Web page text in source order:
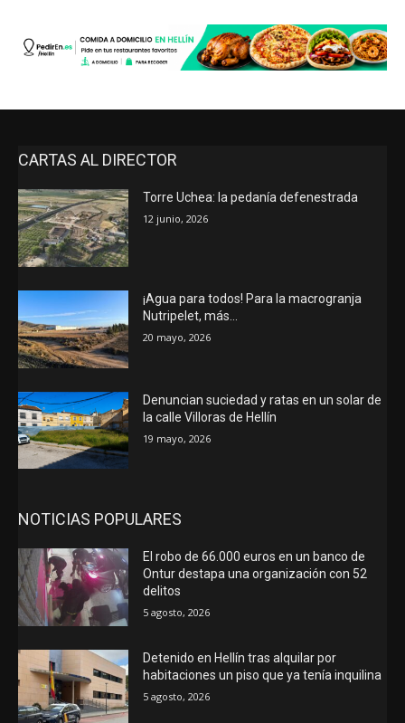
CARTAS AL DIRECTOR
Torre Uchea: la pedanía defenestrada
12 junio, 2026
¡Agua para todos! Para la macrogranja
Nutripelet, más…
20 mayo, 2026
Denuncian suciedad y ratas en un solar de
la calle Villoras de Hellín
19 mayo, 2026
NOTICIAS POPULARES
El robo de 66.000 euros en un banco de
Ontur destapa una organización con 52
delitos
5 agosto, 2026
Detenido en Hellín tras alquilar por
habitaciones un piso que ya tenía inquilina
5 agosto, 2026